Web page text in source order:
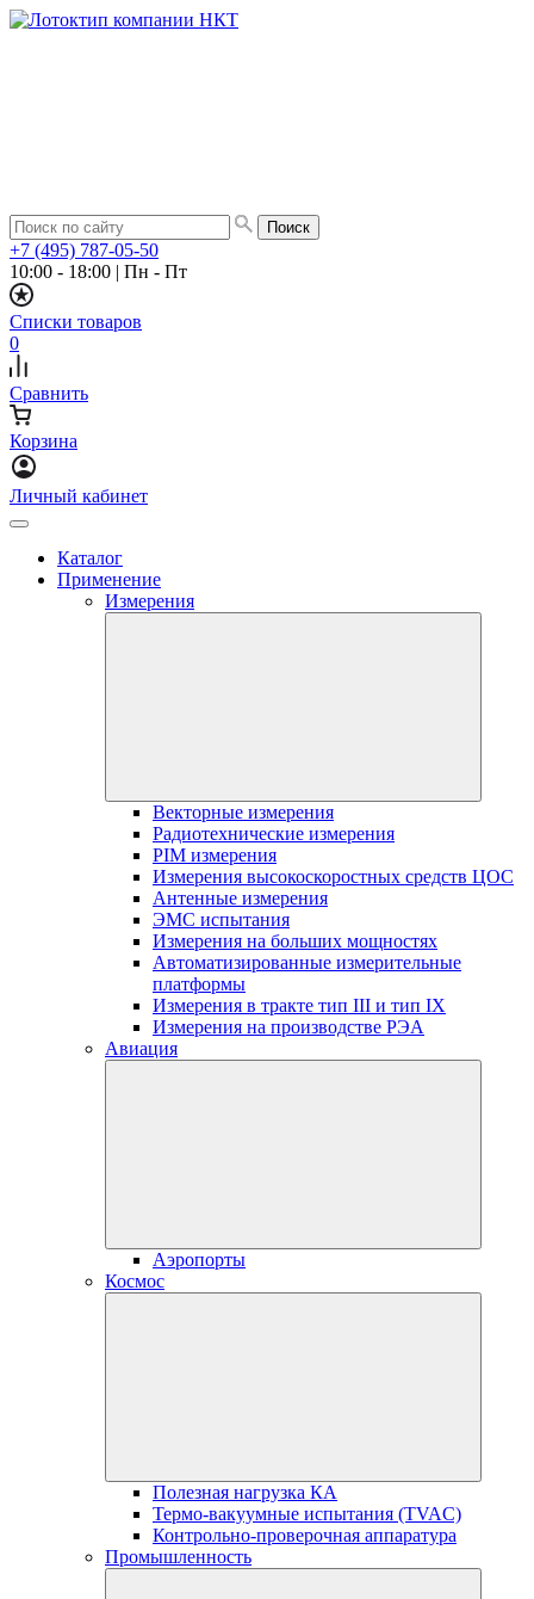
+7 (495) 787-05-50
10:00 - 18:00 | Пн - Пт
Списки товаров
0
Сравнить
Корзина
Личный кабинет
Каталог
Применение
Измерения
Векторные измерения
Радиотехнические измерения
PIM измерения
Измерения высокоскоростных средств ЦОС
Антенные измерения
ЭМС испытания
Измерения на больших мощностях
Автоматизированные измерительные
платформы
Измерения в тракте тип III и тип IX
Измерения на производстве РЭА
Авиация
Аэропорты
Космос
Полезная нагрузка КА
Термо-вакуумные испытания (TVAC)
Контрольно-проверочная аппаратура
Промышленность